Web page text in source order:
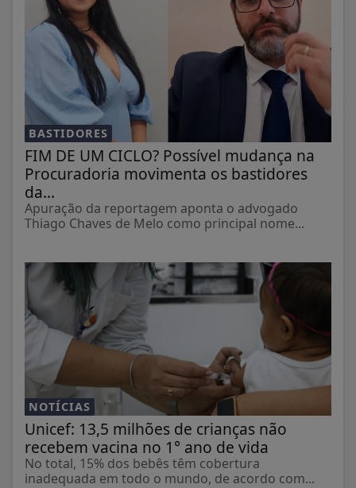
BASTIDORES
FIM DE UM CICLO? Possível mudança na
Procuradoria movimenta os bastidores
da...
Apuração da reportagem aponta o advogado
Thiago Chaves de Melo como principal nome...
NOTÍCIAS
Unicef: 13,5 milhões de crianças não
recebem vacina no 1° ano de vida
No total, 15% dos bebês têm cobertura
inadequada em todo o mundo, de acordo com...